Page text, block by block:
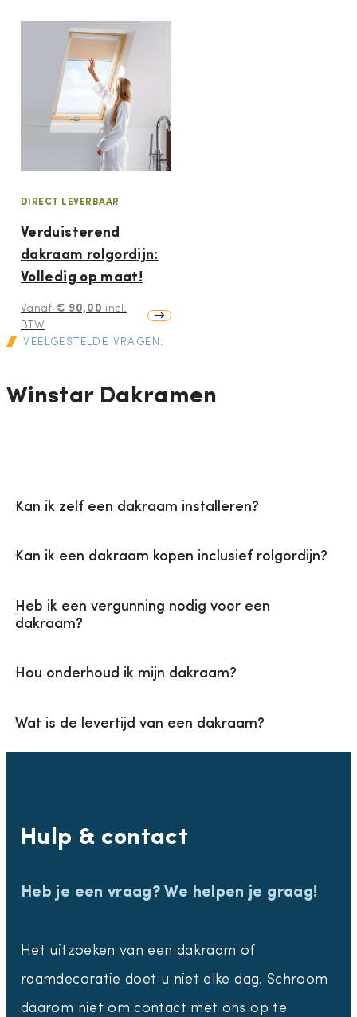
DIRECT LEVERBAAR
Verduisterend
dakraam rolgordijn:
Volledig op maat!
Vanaf€ 90,00 incl.
BTW
VEELGESTELDE VRAGEN:
Winstar Dakramen
Kan ik zelf een dakraam installeren?
Kan ik een dakraam kopen inclusief rolgordijn?
Heb ik een vergunning nodig voor een
dakraam?
Hou onderhoud ik mijn dakraam?
Wat is de levertijd van een dakraam?
Hulp & contact
Heb je een vraag? We helpen je graag!
Het uitzoeken van een dakraam of
raamdecoratie doet u niet elke dag. Schroom
daarom niet om contact met ons op te